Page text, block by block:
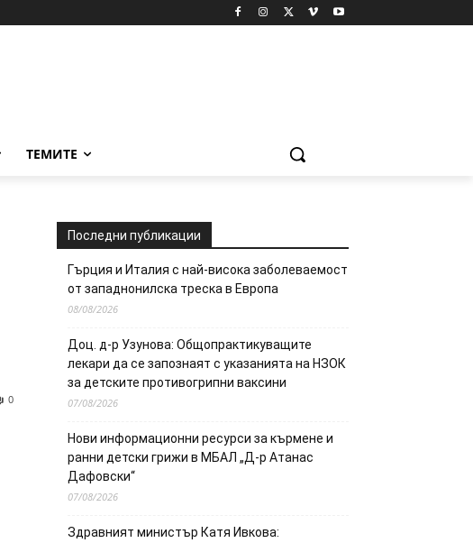
ТЕМИТЕ
0
Последни публикации
Гърция и Италия с най-висока заболеваемост
от западнонилска треска в Европа
08/08/2026
Доц. д-р Узунова: Общопрактикуващите
лекари да се запознаят с указанията на НЗОК
за детските противогрипни ваксини
07/08/2026
Нови информационни ресурси за кърмене и
ранни детски грижи в МБАЛ „Д-р Атанас
Дафовски“
07/08/2026
Здравният министър Катя Ивкова: